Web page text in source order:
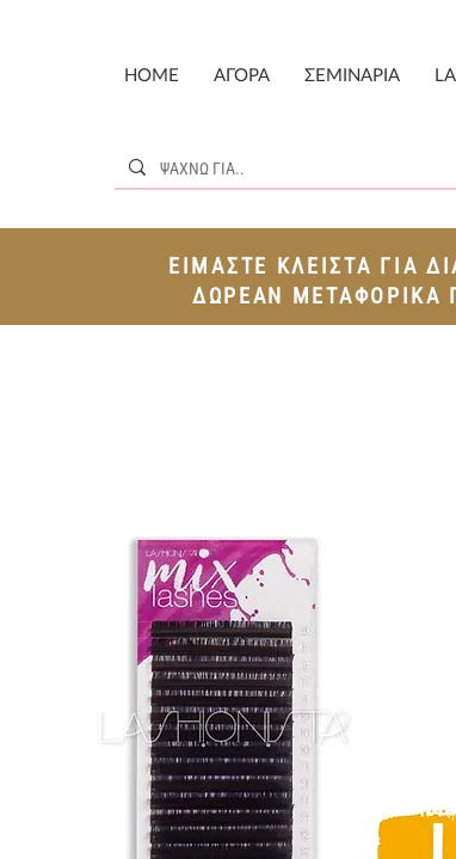
HOME ΑΓΟΡΑ ΣΕΜΙΝΑΡΙΑ
ΕΙΜΑΣΤΕ ΚΛΕΙΣΤΑ ΓΙΑ
ΔΩΡΕΑΝ ΜΕΤΑΦΟΡΙΚΑ